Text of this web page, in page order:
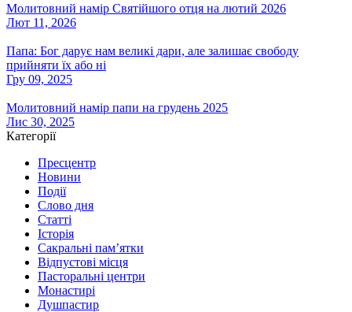
Молитовний намір Святійшого отця на лютий 2026
Лют 11, 2026
Папа: Бог дарує нам великі дари, але залишає свободу
прийняти їх або ні
Гру 09, 2025
Молитовний намір папи на грудень 2025
Лис 30, 2025
Категорії
Пресцентр
Новини
Події
Слово дня
Статті
Історія
Сакральні пам’ятки
Відпустові місця
Пасторальні центри
Монастирі
Душпастир